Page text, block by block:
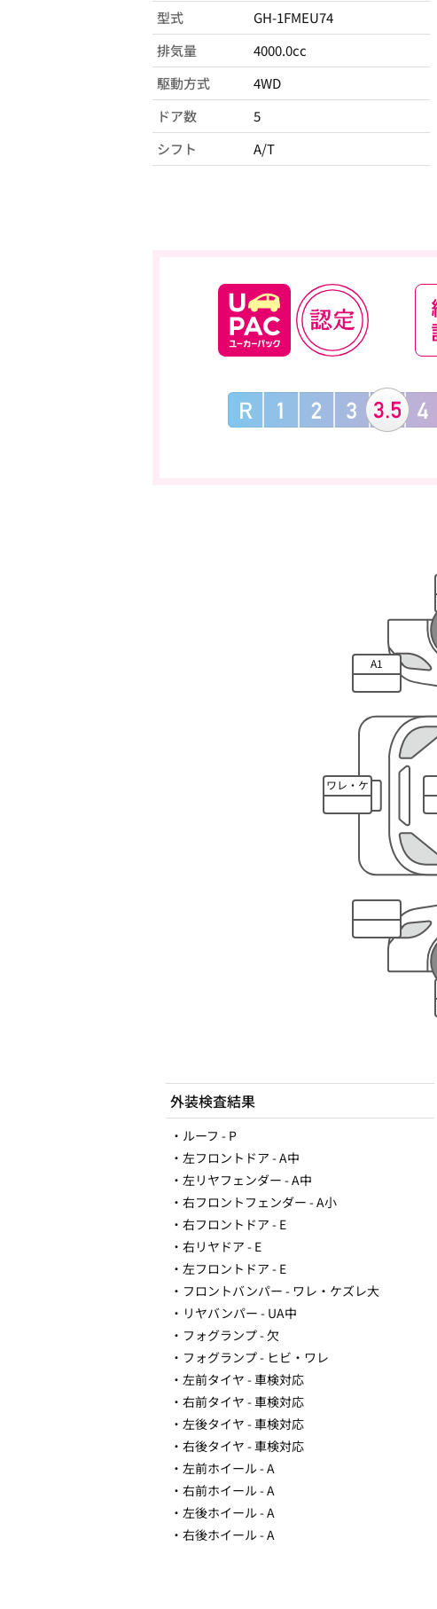
型式
GH-1FMEU74
排気量
4000.0cc
駆動方式
4WD
ドア数
5
シフト
A/T
A1
ワレ・ケ
ズレ
外装検査結果
・ルーフ - P
・左フロントドア - A中
・左リヤフェンダー - A中
・右フロントフェンダー - A小
・右フロントドア - E
・右リヤドア - E
・左フロントドア - E
・フロントバンパー - ワレ・ケズレ大
・リヤバンパー - UA中
・フォグランプ - 欠
・フォグランプ - ヒビ・ワレ
・左前タイヤ - 車検対応
・右前タイヤ - 車検対応
・左後タイヤ - 車検対応
・右後タイヤ - 車検対応
・左前ホイール - A
・右前ホイール - A
・左後ホイール - A
・右後ホイール - A